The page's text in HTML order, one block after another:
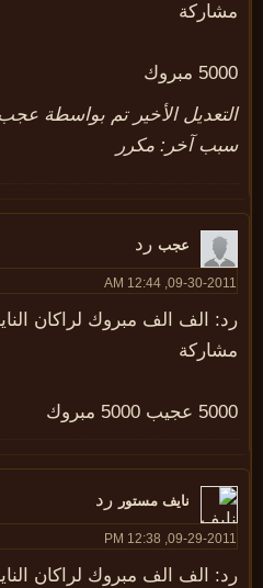
مبروك
الأخير تم بواسطةعجب;
09-30-2011, 12:46 AM
آخر: مكرر
عجب رد
09-30-2011, 12:44
5000 مبروك
نايف مستوررد
09-29-2011, 12:38